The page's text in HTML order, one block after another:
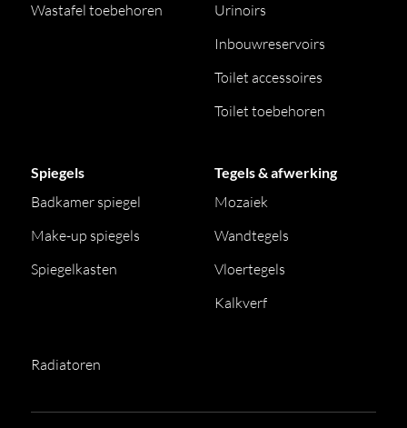
Wastafel toebehoren
Urinoirs
Inbouwreservoirs
Toilet accessoires
Toilet toebehoren
Spiegels
Badkamer spiegel
Make-up spiegels
Spiegelkasten
Tegels & afwerking
Mozaiek
Wandtegels
Vloertegels
Kalkverf
Radiatoren